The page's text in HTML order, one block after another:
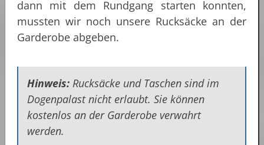
dann mit dem Rundgang starten konnten,
mussten wir noch unsere Rucksäcke an der
Garderobe abgeben.
Hinweis: Rucksäcke und Taschen sind im
Dogenpalast nicht erlaubt. Sie können
kostenlos an der Garderobe verwahrt
werden.